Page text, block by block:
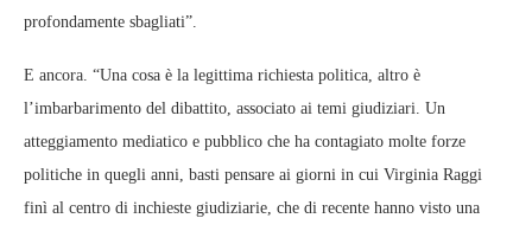
profondamente sbagliati”.
E ancora. “Una cosa è la legittima richiesta politica, altro è
l’imbarbarimento del dibattito, associato ai temi giudiziari. Un
atteggiamento mediatico e pubblico che ha contagiato molte forze
politiche in quegli anni, basti pensare ai giorni in cui Virginia Raggi
finì al centro di inchieste giudiziarie, che di recente hanno visto una